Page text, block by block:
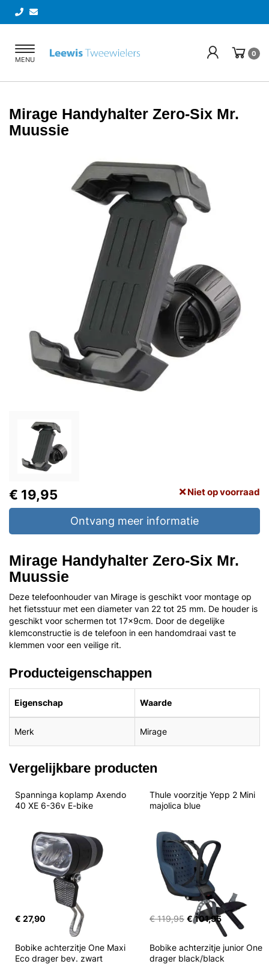
Toggle
navigation
MENU
0
Mirage Handyhalter Zero-Six Mr.
Muussie
€ 19,95 Niet op voorraad
Ontvang meer informatie
Mirage Handyhalter Zero-Six Mr.
Muussie
Deze telefoonhouder van Mirage is geschikt voor montage op
het fietsstuur met een diameter van 22 tot 25 mm. De houder is
geschikt voor schermen tot 17x9cm. Door de degelijke
klemconstructie is de telefoon in een handomdraai vast te
klemmen voor een veilige rit.
Producteigenschappen
Eigenschap Waarde
Merk Mirage
Vergelijkbare producten
Spanninga koplamp Axendo
40 XE 6-36v E-bike
€ 27,90
Thule voorzitje Yepp 2 Mini
majolica blue
€ 119,95 € 101,95
Bobike achterzitje One Maxi
Eco drager bev. zwart
Bobike achterzitje junior One
drager black/black